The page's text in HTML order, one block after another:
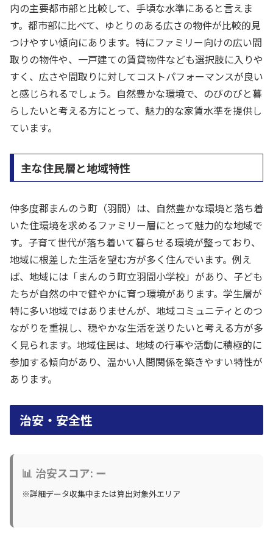
内の主要都市部と比較して、手頃な水準にあると言えま
す。都市部に比べて、ゆとりのある広さの物件が比較的見
つけやすい傾向にあります。特にファミリー向けの広い間
取りの物件や、一戸建ての賃貸物件なども選択肢に入りや
すく、広さや間取りに対してコストパフォーマンスが良い
と感じられるでしょう。自然豊かな環境で、のびのびと暮
らしたいと考える方にとって、魅力的な家賃水準を提供し
ています。
主な住民層と地域特性
仲多度郡まんのう町（羽間）は、自然豊かな環境と落ち着
いた住環境を求めるファミリー層にとって魅力的な地域で
す。子育て世代が落ち着いて暮らせる環境が整っており、
地域に根差した生活を望む方が多く住んでいます。例え
ば、地域には「まんのう町立羽間小学校」があり、子ども
たちが自然の中で健やかに育つ環境があります。学生層が
特に多い地域ではありませんが、地域コミュニティとのつ
ながりを重視し、穏やかな生活を送りたいと考える方が多
く見られます。地域住民は、地域の行事や活動に積極的に
参加する傾向があり、温かい人間関係を築きやすい特性が
あります。
治安・安全性
📊 治安スコア: ー
※詳細データ収集中または算出対象外エリア